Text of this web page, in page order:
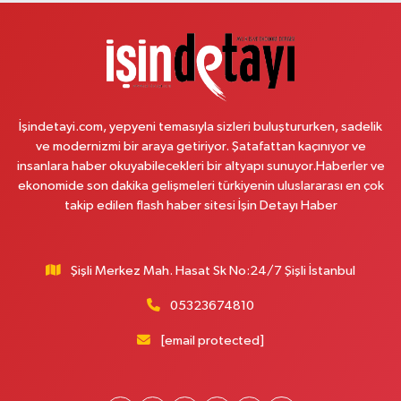
Lotuslar Binası
Yol Tarifi Al
Çemberlitaş Eczanesi
Binbirdirek Mahallesi Peykane Caddesi 25 A
0 (212) 590 90 09 Yol Tarifi Al
Naciye Eczanesi
Esentepe Mahallesi 2388. Sokak 8 A 38 NOLU ASM YANI - ESENTEPE
MERKEZ CAMİNİN ORDAKİ GÜVEN KASABIN KARŞI SOKAĞINDA
Mehmet Nesih Özmen Mahallesi Zeki Sokak No:28 A MEVLANA FIRININ
Burak Eczanesi
İşindetayi.com, yepyeni temasıyla sizleri buluştururken, sadelik
ve modernizmi bir araya getiriyor. Şatafattan kaçınıyor ve
insanlara haber okuyabilecekleri bir altyapı sunuyor.Haberler ve
ekonomide son dakika gelişmeleri türkiyenin uluslararası en çok
takip edilen flash haber sitesi İşin Detayı Haber
Şişli Merkez Mah. Hasat Sk No:24/7 Şişli İstanbul
05323674810
[email protected]